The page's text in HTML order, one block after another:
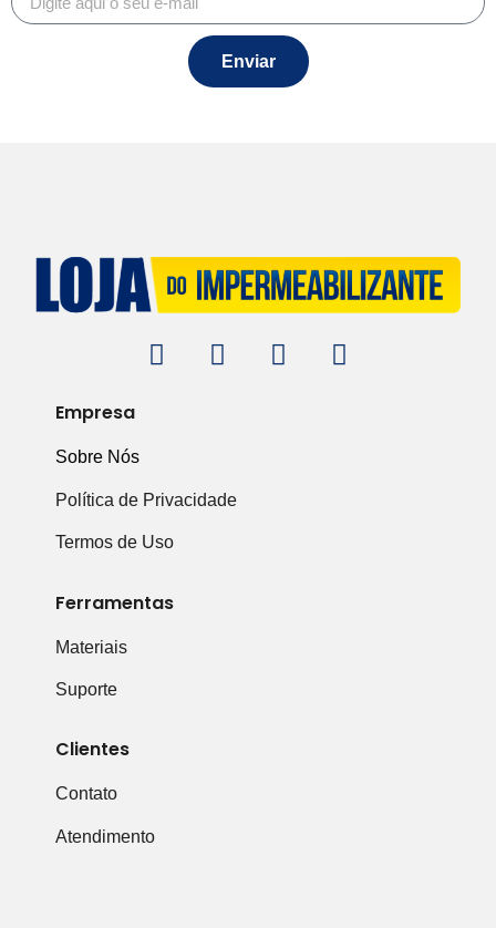
Enviar
Empresa
Sobre Nós
Política de Privacidade
Termos de Uso
Ferramentas
Materiais
Suporte
Clientes
Contato
Atendimento